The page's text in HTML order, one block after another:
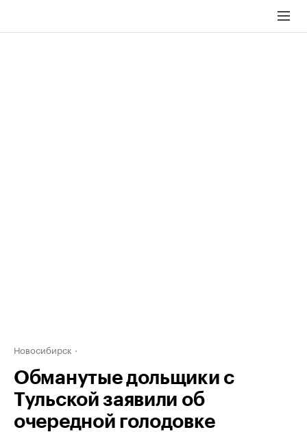
Новосибирск
Обманутые дольщики с
Тульской заявили об
очередной голодовке